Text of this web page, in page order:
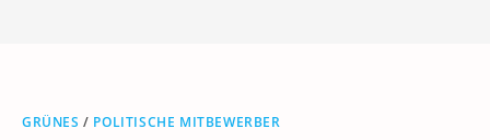
GRÜNES / POLITISCHE MITBEWERBER